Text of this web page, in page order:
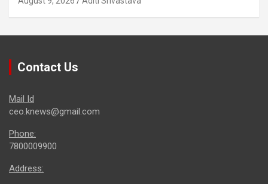
Contact Us
Mail Id
ceo.knews@gmail.com
Phone:
7800009900
Address: